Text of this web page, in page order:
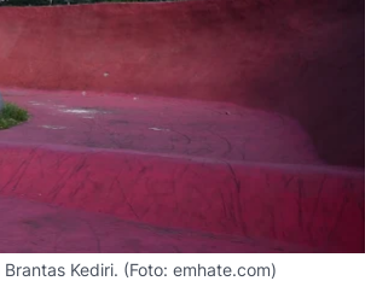
Kediri. (Foto: emhate.com)